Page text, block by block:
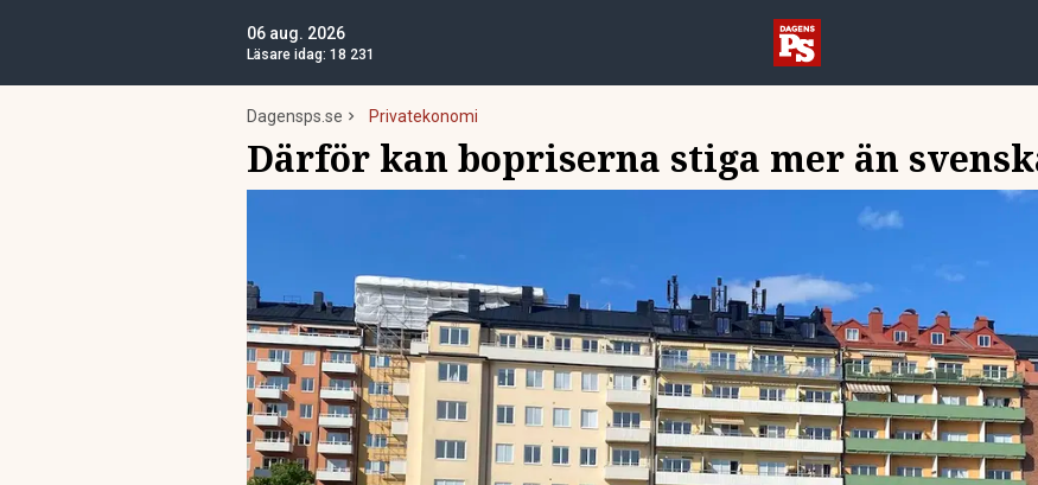
06 aug. 2026
Läsare idag: 18 231
Dagensps.se Privatekonomi
Därför kan bopriserna stiga mer än